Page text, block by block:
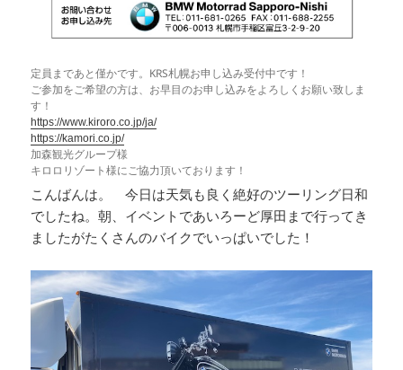
定員まであと僅かです。KRS札幌お申し込み受付中です！
ご参加をご希望の方は、お早目のお申し込みをよろしくお願い致しま
す！
https://www.kiroro.co.jp/ja/
https://kamori.co.jp/
加森観光グループ様
キロロリゾート様にご協力頂いております！
こんばんは。 今日は天気も良く絶好のツーリング日和
でしたね。朝、イベントであいろーど厚田まで行ってき
ましたがたくさんのバイクでいっぱいでした！